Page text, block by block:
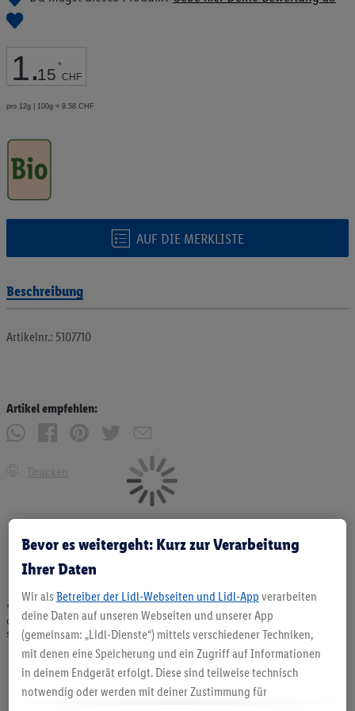
1.15 *
CHF
pro 12g | 100g = 9.58 CHF
AUF DIE MERKLISTE
Bildgalerie
springen
Beschreibung
Artikelnr.: 5107710
Artikel empfehlen:
Drucken
* Angebote solange Vorrat. Abgabe nur in haushaltsüblichen Mengen. Verkauf
ohne Dekoration. Die hier beworbenen Produkte, vor allem NonFood-Produkte,
sind nicht alle dauerhaft im Sortiment. Abbildungen ähnlich.
Bevor es weitergeht: Kurz zur Verarbeitung
Ihrer Daten
Wir als Betreiber der Lidl-Webseiten und Lidl-App verarbeiten
deine Daten auf unseren Webseiten und unserer App
(gemeinsam: „Lidl-Dienste“) mittels verschiedener Techniken,
mit denen eine Speicherung und ein Zugriff auf Informationen
in deinem Endgerät erfolgt. Diese sind teilweise technisch
notwendig oder werden mit deiner Zustimmung für